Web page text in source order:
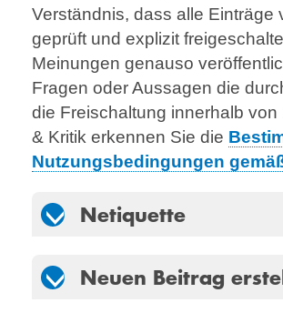
Verständnis, dass alle Einträge
geprüft und explizit
Meinungen genauso
Fragen oder Aussagen die
die Freischaltung innerhalb
& Kritik erkennen Sie die
Nutzungsbedingungen
Netiquette
Neuen Beitrag